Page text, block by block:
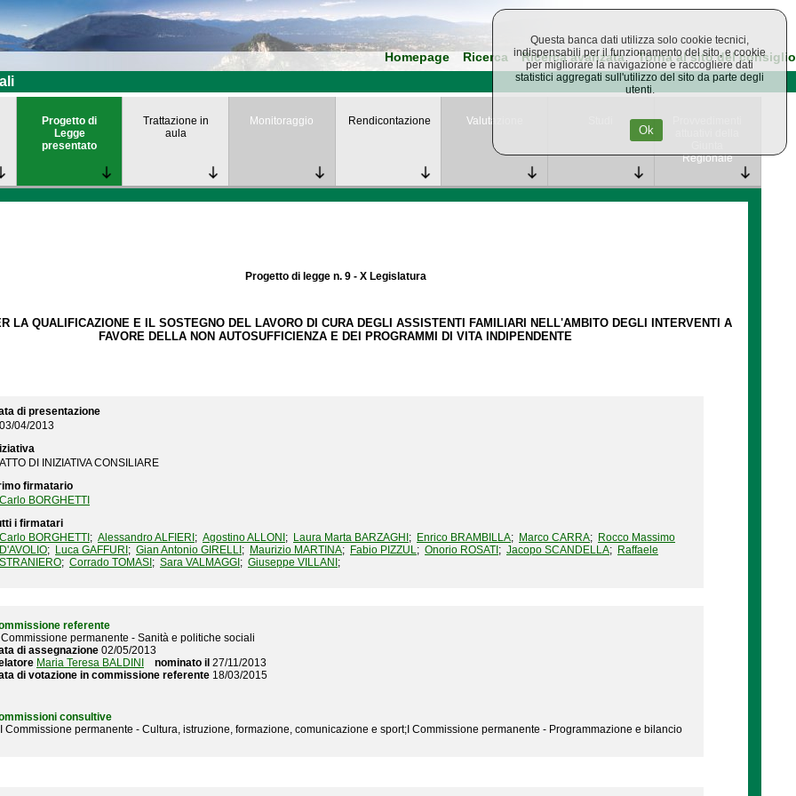
Homepage Ricerca Ricerca avanzata Torna al sito del consiglio
Progetto di
Legge
presentato
Trattazione in
aula
Monitoraggio Rendicontazione Valutazione
Regionale
Progetto di legge n. 9 - X Legislatura
LA QUALIFICAZIONE E IL SOSTEGNO DEL LAVORO DI CURA DEGLI ASSISTENTI FAMILIARI NELL'AMBITO DEGLI INTERVENTI A
FAVORE DELLA NON AUTOSUFFICIENZA E DEI PROGRAMMI DI VITA INDIPENDENTE
di presentazione
03/04/2013
ATTO DI INIZIATIVA CONSILIARE
firmatario
Carlo BORGHETTI
i firmatari
Carlo BORGHETTI ; Alessandro ALFIERI ; Agostino ALLONI ; Laura Marta BARZAGHI ; Enrico BRAMBILLA; Marco CARRA; Rocco Massimo
D'AVOLIO; Luca GAFFURI ; Gian Antonio GIRELLI ; Maurizio MARTINA; Fabio PIZZUL; Onorio ROSATI ; Jacopo SCANDELLA; Raffaele
STRANIERO; Corrado TOMASI ; Sara VALMAGGI ; Giuseppe VILLANI ;
referente
Commissione permanente - Sanità e politiche sociali
di assegnazione 02/05/2013
Maria Teresa BALDINI nominato il 27/11/2013
di votazione in commissione referente 18/03/2015
consultive
Commissione permanente - Cultura, istruzione, formazione, comunicazione e sport;I Commissione permanente - Programmazione e bilancio
Questa banca dati utilizza solo cookie tecnici,
indispensabili per il funzionamento del sito, e cookie
per migliorare la navigazione e raccogliere dati
statistici aggregati sull'utilizzo del sito da parte degli
utenti.
Ok